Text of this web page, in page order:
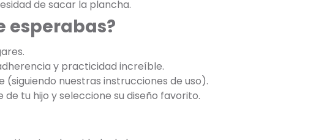
de sacar la plancha.
esperabas?
y practicidad increíble.
nuestras instrucciones de uso).
tu hijo y seleccione su diseño favorito.